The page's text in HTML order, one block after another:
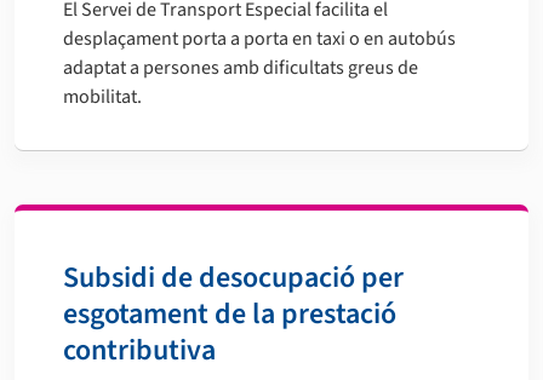
El Servei de Transport Especial facilita el
desplaçament porta a porta en taxi o en autobús
adaptat a persones amb dificultats greus de
mobilitat.
Subsidi de desocupació per
esgotament de la prestació
contributiva